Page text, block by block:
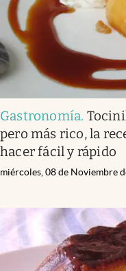
Gastronomía.
pero más rico, la
hacer fácil y rápido
miércoles, 08 de Noviembre